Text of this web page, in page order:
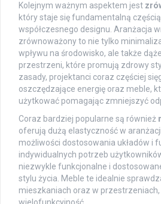
Kolejnym ważnym aspektem jest
który staje się fundamentalną
współczesnego designu. Aranżacja
zrównoważony to nie tylko
wpływu na środowisko, ale także
przestrzeni, które promują zdrowy
zasady, projektanci coraz częściej
oszczędzające energię oraz meble,
użytkować pomagając zmniejszyć
Coraz bardziej popularne są również
oferują dużą elastyczność w
możliwości dostosowania układów i
indywidualnych potrzeb
niezwykle funkcjonalne i
stylu życia. Meble te idealnie
mieszkaniach oraz w